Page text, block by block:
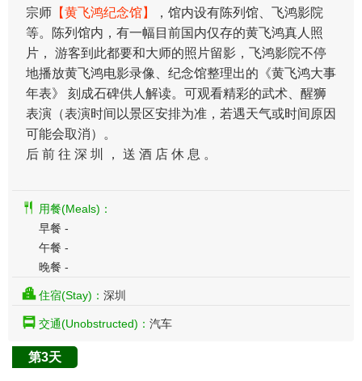
宗师 【黄飞鸿纪念馆】
，馆内设有陈列馆、飞鸿影院
等。陈列馆内，有一幅目前国内仅存的黄飞鸿真人照
片， 游客到此都要和大师的照片留影，飞鸿影院不停
地播放黄飞鸿电影录像、纪念馆整理出的《黄飞鸿大事
年表》 刻成石碑供人解读。可观看精彩的武术、醒狮
表演（表演时间以景区安排为准，若遇天气或时间原因
可能会取消）。
后 前 往 深 圳 ， 送 酒 店 休 息 。
用餐(Meals)：
早餐 -
午餐 -
晚餐 -
住宿(Stay)： 深圳
交通(Unobstructed)： 汽车
第3天